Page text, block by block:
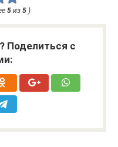
5из 5)
Поделиться с